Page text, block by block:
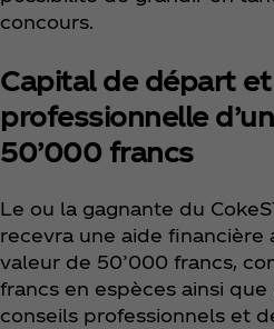
concours.
Capital de départ
professionnelle
50’000 francs
Le ou la gagnante du
recevra une aide financière
valeur de 50’000 francs,
francs en espèces ainsi que
conseils professionnels et